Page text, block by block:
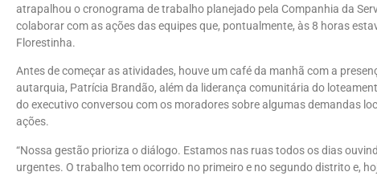
atrapalhou o cronograma de trabalho planejado pela Companhia da
colaborar com as ações das equipes que, pontualmente, às 8 horas
Florestinha.
Antes de começar as atividades, houve um café da manhã com a
autarquia, Patrícia Brandão, além da liderança comunitária do
do executivo conversou com os moradores sobre algumas demandas
ações.
“Nossa gestão prioriza o diálogo. Estamos nas ruas todos os dias
urgentes. O trabalho tem ocorrido no primeiro e no segundo distrito e,